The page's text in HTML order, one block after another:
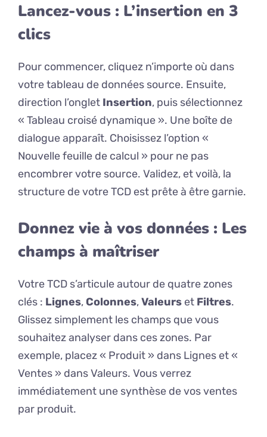
Lancez-vous : L’insertion en 3
clics
Pour commencer, cliquez n’importe où dans
votre tableau de données source. Ensuite,
direction l’onglet Insertion, puis sélectionnez
« Tableau croisé dynamique ». Une boîte de
dialogue apparaît. Choisissez l’option «
Nouvelle feuille de calcul » pour ne pas
encombrer votre source. Validez, et voilà, la
structure de votre TCD est prête à être garnie.
Donnez vie à vos données : Les
champs à maîtriser
Votre TCD s’articule autour de quatre zones
clés : Lignes,Colonnes,Valeurs et Filtres.
Glissez simplement les champs que vous
souhaitez analyser dans ces zones. Par
exemple, placez « Produit » dans Lignes et «
Ventes » dans Valeurs. Vous verrez
immédiatement une synthèse de vos ventes
par produit.